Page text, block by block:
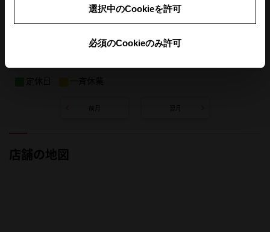
選択中のCookieを許可
必須のCookieのみ許可
店舗の地図